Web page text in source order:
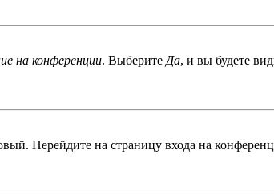
на конференции. Выберите Да, и вы будете
Перейдите на страницу входа на